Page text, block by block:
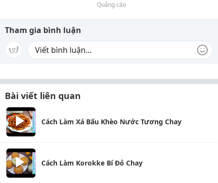
Quảng cáo
Tham gia bình luận
Bài viết liên quan
Cách Làm Xá Bấu Khèo Nước Tương Chay
Cách Làm Korokke Bí Đỏ Chay